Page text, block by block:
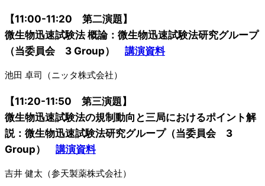
【11:00-11:20 第二演題】
微生物迅速試験法 概論：微生物迅速試験法研究グループ
（当委員会 3 Group） 講演資料
池田 卓司（ニッタ株式会社）
【11:20-11:50 第三演題】
微生物迅速試験法の規制動向と三局におけるポイント解
説：微生物迅速試験法研究グループ（当委員会 3
Group） 講演資料
吉井 健太（参天製薬株式会社）